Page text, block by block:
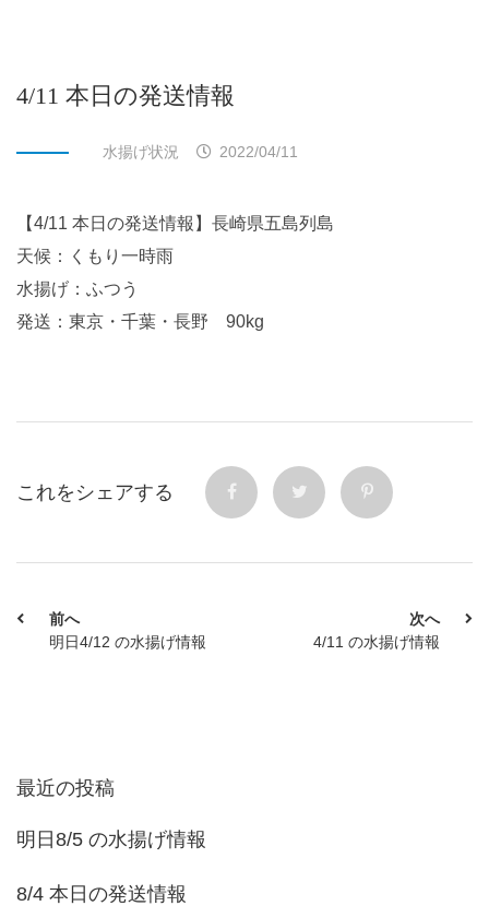
4/11 本日の発送情報
水揚げ状況 2022/04/11
【4/11 本日の発送情報】長崎県五島列島
天候：くもり一時雨
水揚げ：ふつう
発送：東京・千葉・長野 90kg
これをシェアする
前へ
明日4/12 の水揚げ情報
次へ
4/11 の水揚げ情報
最近の投稿
明日8/5 の水揚げ情報
8/4 本日の発送情報